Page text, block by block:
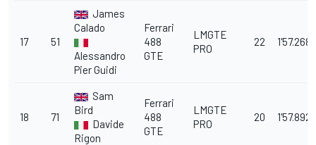
17 51
James
Calado
Alessandro
Pier Guidi
Ferrari
488
GTE
LMGTE
PRO
22 1'57.268
18 71
Sam
Bird
Davide
Rigon
Ferrari
488
GTE
LMGTE
PRO
20 1'57.892